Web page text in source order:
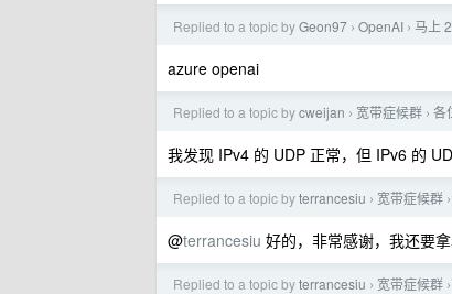
Replied to a topic byGeon97 › OpenAI › 马上
azure openai
Replied to a topic bycweijan › 宽带症候群 › 各
我发现 IPv4 的 UDP 正常，但 IPv6 的
Replied to a topic byterrancesiu › 宽带症候群 ›
@terrancesiu 好的，非常感谢，我还要
Replied to a topic byterrancesiu › 宽带症候群 ›